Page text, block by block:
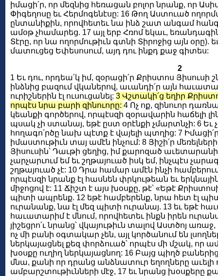
իմացի՛ր, որ մեզնից հեռացան բոլոր նրանք, որ
Փիգեղոսը եւ Հերմոգենէսը: 16 Թող Աստուած
ընտանիքին, որովհետեւ նա ինձ շատ անգամ
ամօթ չհամարեց. 17 այլ երբ Հռոմ եկաւ,
Տէրը, որ նա ողորմութիւն գտնի Տիրոջից այն օրը).
մատուցեց Եփեսոսում, այդ դու ինքդ քաջ գիտես:
2
1 Եւ դու, որդեա՛կ իմ, զօրացի՛ր Քրիստոս Յիսուսի
ինձնից բազում վկաներով, աւանդի՛ր այն
ուրիշներին էլ ուսուցանել: 3 Վշտակի՛ց եղիր
որպէս նրա բարի զինուորը: 4 Ոչ ոք, զինուոր
կեանքի գործերով, որպէսզի զօրավարին հաճելի
պսակ չի ստանայ, եթէ ըստ օրէնքի չմարտնչի: 6
հողագո՛րծը նախ պէտք է վայելի պտղից: 7
իմաստութիւն տայ ամէն ինչում: 8 Յիշի՛ր
Յիսուսին՝ Դաւթի ցեղից, իմ քարոզած
չարչարւում եմ եւ շղթայուած իսկ եմ, ինչպէս
շղթայուած չէ: 10 Դրա համար ամէն ինչի
որպէսզի նրանք էլ հասնեն փրկութեան եւ
միջոցով է: 11 Ճիշտ է այս խօսքը, թէ՝ «Եթէ
պիտի ապրենք. 12 եթէ համբերենք, նրա հետ էլ
ուրանանք, նա էլ մեզ պիտի ուրանայ. 13 եւ եթէ
հաւատարիմ է մնում, որովհետեւ ինքն իրեն
յիշեցրո՛ւ նրանց՝ վկայութիւն տալով Աստծոյ
ոչ մի բանի օգտակար չեն, այլ կործանում են
ներկայացնել քեզ փորձուած՝ որպէս մի մշակ, որ
խօսքը ուղիղ ներկայացնող: 16 Բայց պիղծ
մնա, քանի որ դրանց անձնատուր եղողները աւելի
ամբարշտութիւնների մէջ, 17 եւ նրանց խօսքերը